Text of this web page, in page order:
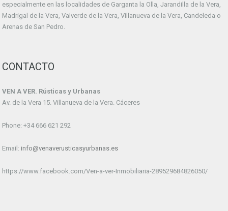
especialmente en las localidades de Garganta la Olla, Jarandilla de la Vera,
Madrigal de la Vera, Valverde de la Vera, Villanueva de la Vera, Candeleda o
Arenas de San Pedro.
CONTACTO
VEN A VER. Rústicas y Urbanas
Av. de la Vera 15. Villanueva de la Vera. Cáceres
Phone: +34 666 621 292
Email: info@venaverusticasyurbanas.es
https://www.facebook.com/Ven-a-ver-Inmobiliaria-289529684826050/